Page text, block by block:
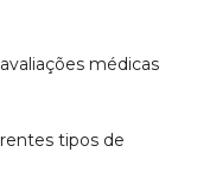
médicas
tipos de